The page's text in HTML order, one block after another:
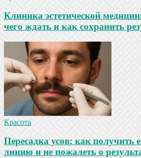
Клиника эстетической
чего ждать и как сохранить
Красота
Пересадка усов: как получить
линию и не пожалеть о